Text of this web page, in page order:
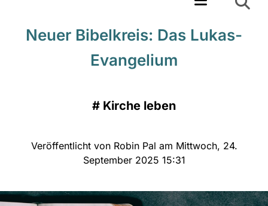
Neuer Bibelkreis: Das Lukas-
Evangelium
# Kirche leben
Veröffentlicht von Robin Pal am Mittwoch, 24.
September 2025 15:31